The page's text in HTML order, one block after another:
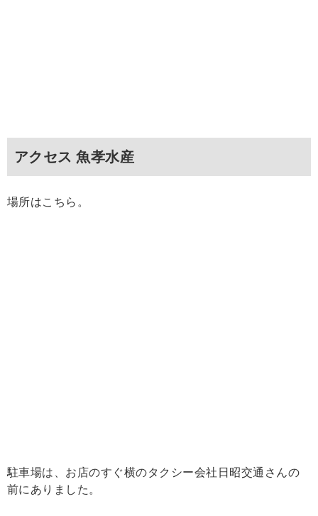
アクセス 魚孝水産
場所はこちら。
駐車場は、お店のすぐ横のタクシー会社日昭交通さんの
前にありました。